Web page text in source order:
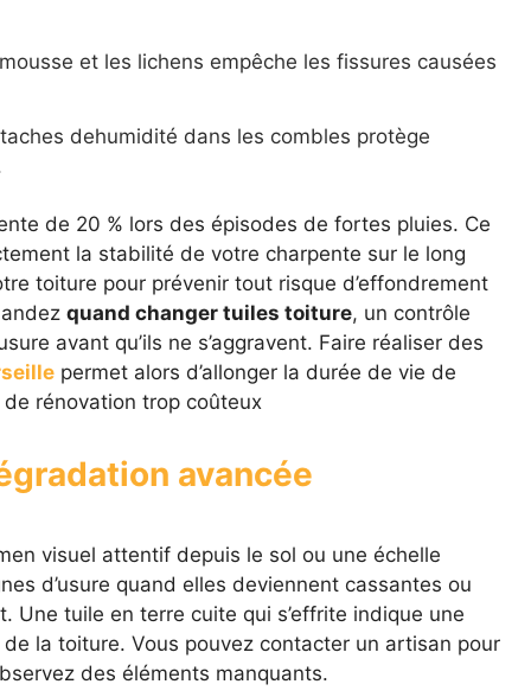
et les lichens empêche les fissures causées
dehumidité dans les combles protège
de 20 % lors des épisodes de fortes pluies. Ce
la stabilité de votre charpente sur le long
toiture pour prévenir tout risque d’effondrement
quand changer tuiles toiture, un contrôle
avant qu’ils ne s’aggravent. Faire réaliser des
permet alors d’allonger la durée de vie de
rénovation trop coûteux
avancée
visuel attentif depuis le sol ou une échelle
d’usure quand elles deviennent cassantes ou
Une tuile en terre cuite qui s’effrite indique une
la toiture. Vous pouvez contacter un artisan pour
des éléments manquants.